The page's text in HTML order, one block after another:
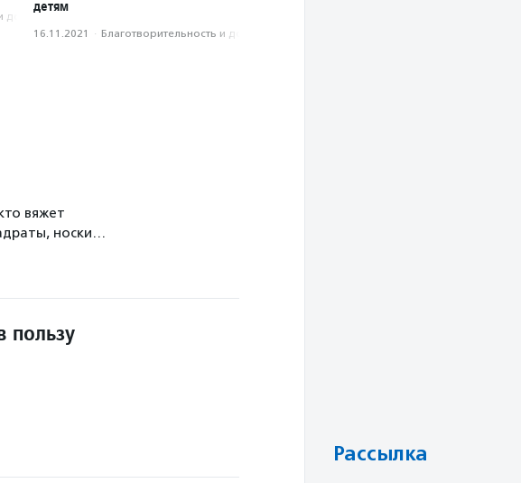
доброволь­чест­во
детям
16.11.2021 · Благотвори­тель­ность и доброволь­чест­во
вяжет
носки…
пользу
Рассылка